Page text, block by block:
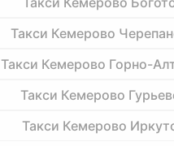
Такси Кемерово
Такси Кемерово Горно-
Такси Кемерово
Такси Кемерово